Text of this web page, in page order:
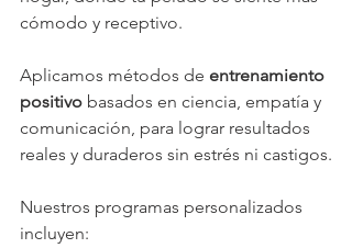
cómodo y receptivo.
Aplicamos métodos de entrenamiento
positivo basados en ciencia, empatía y
comunicación, para lograr resultados
reales y duraderos sin estrés ni castigos.
Nuestros programas personalizados
incluyen: